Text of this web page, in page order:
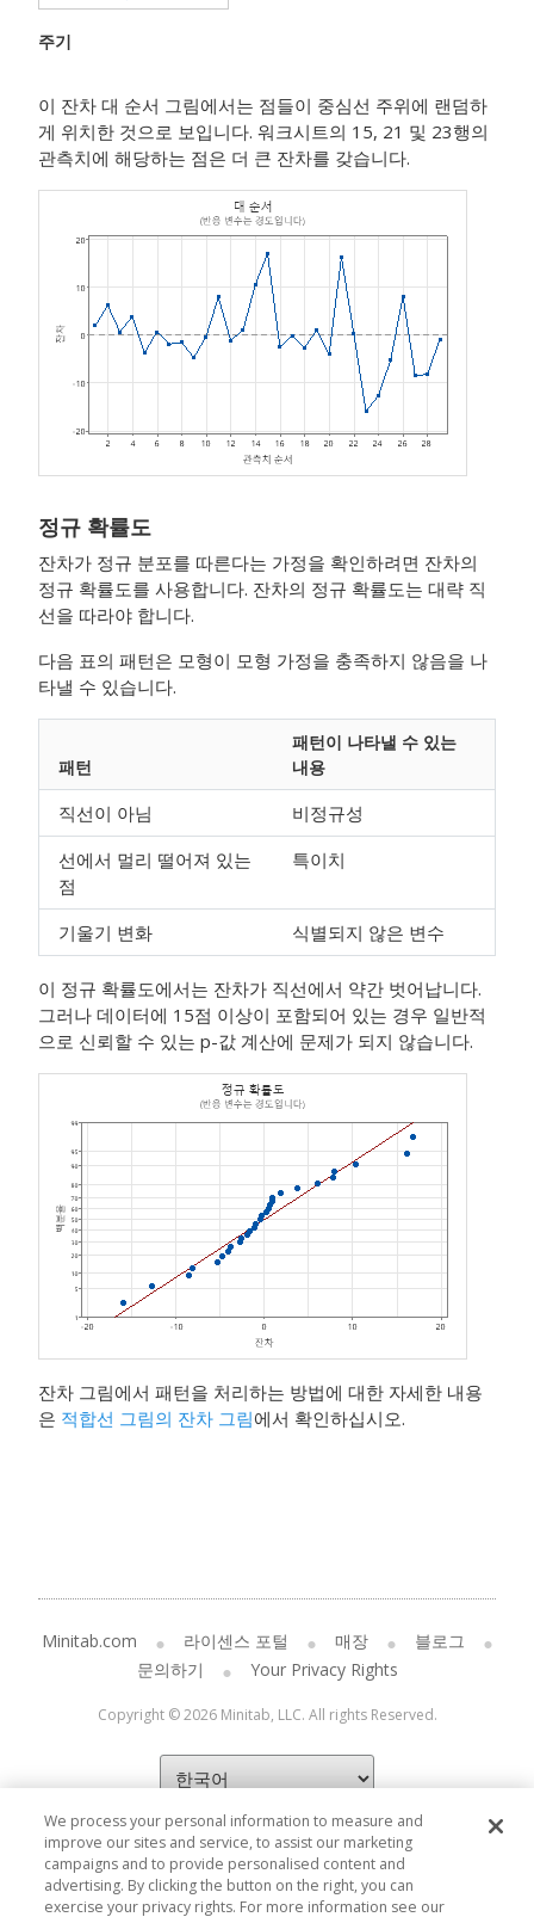
주기
이 잔차 대 순서 그림에서는 점들이 중심선 주위에 랜덤하
게 위치한 것으로 보입니다. 워크시트의 15, 21 및 23행의
관측치에 해당하는 점은 더 큰 잔차를 갖습니다.
정규 확률도
잔차가 정규 분포를 따른다는 가정을 확인하려면 잔차의
정규 확률도를 사용합니다. 잔차의 정규 확률도는 대략 직
선을 따라야 합니다.
다음 표의 패턴은 모형이 모형 가정을 충족하지 않음을 나
타낼 수 있습니다.
패턴
패턴이 나타낼 수 있는
내용
직선이 아님
비정규성
선에서 멀리 떨어져 있는
점
특이치
기울기 변화 식별되지 않은 변수
이 정규 확률도에서는 잔차가 직선에서 약간 벗어납니다.
그러나 데이터에 15점 이상이 포함되어 있는 경우 일반적
으로 신뢰할 수 있는 p-값 계산에 문제가 되지 않습니다.
잔차 그림에서 패턴을 처리하는 방법에 대한 자세한 내용
은 적합선 그림의 잔차 그림에서 확인하십시오.
Minitab.com 라이센스 포털 매장
블로그
문의하기
Your Privacy Rights
Copyright © 2026 Minitab, LLC. All rights Reserved.
We process your personal information to measure and
improve our sites and service, to assist our marketing
campaigns and to provide personalised content and
advertising. By clicking the button on the right, you can
exercise your privacy rights. For more information see our